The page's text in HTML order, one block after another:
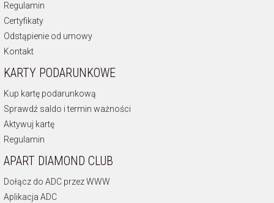
Regulamin
Certyfikaty
Odstąpienie od umowy
Kontakt
KARTY PODARUNKOWE
Kup kartę podarunkową
Sprawdź saldo i termin ważności
Aktywuj kartę
Regulamin
APART DIAMOND CLUB
Dołącz do ADC przez WWW
Aplikacja ADC